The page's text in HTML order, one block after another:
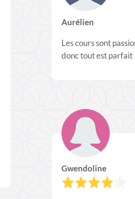
Aurélien
Les cours sont
donc tout est parfait
Gwendoline